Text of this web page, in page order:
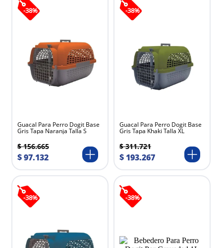
-38%
Guacal Para Perro Dogit Base
Gris Tapa Naranja Talla S
$ 156.665
$97.132
-38%
Guacal Para Perro Dogit Base
Gris Tapa Khaki Talla XL
$ 311.721
$193.267
-38% -38%